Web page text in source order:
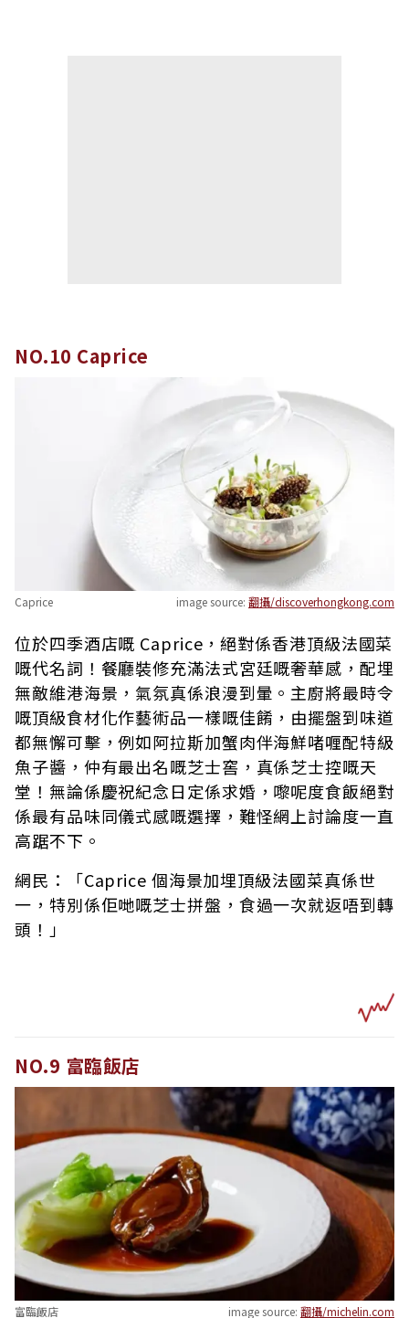
NO.10 Caprice
Caprice image source: 翻攝/discoverhongkong.com
位於四季酒店嘅 Caprice，絕對係香港頂級法國菜
嘅代名詞！餐廳裝修充滿法式宮廷嘅奢華感，配埋
無敵維港海景，氣氛真係浪漫到暈。主廚將最時令
嘅頂級食材化作藝術品一樣嘅佳餚，由擺盤到味道
都無懈可擊，例如阿拉斯加蟹肉伴海鮮啫喱配特級
魚子醬，仲有最出名嘅芝士窖，真係芝士控嘅天
堂！無論係慶祝紀念日定係求婚，嚟呢度食飯絕對
係最有品味同儀式感嘅選擇，難怪網上討論度一直
高踞不下。
網民：「Caprice 個海景加埋頂級法國菜真係世
一，特別係佢哋嘅芝士拼盤，食過一次就返唔到轉
頭！」
NO.9 富臨飯店
富臨飯店 image source: 翻攝/michelin.com